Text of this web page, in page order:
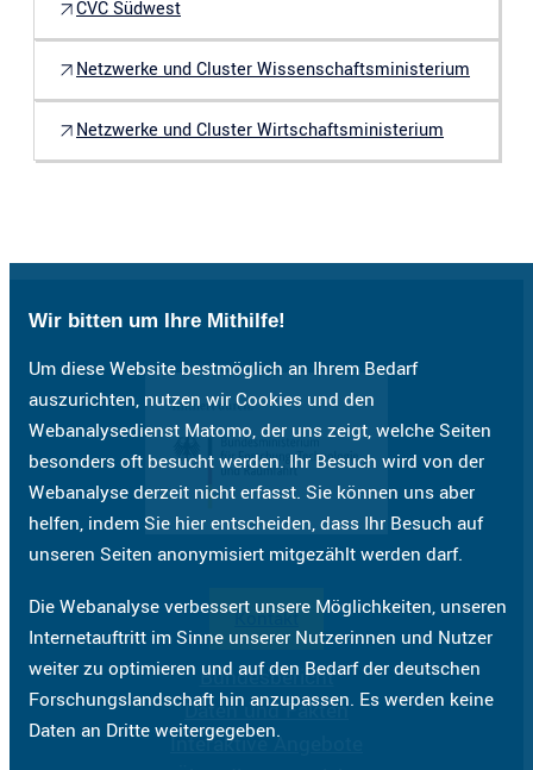
Wir bitten um Ihre Mithilfe!
Um diese Website bestmöglich an Ihrem Bedarf
auszurichten, nutzen wir Cookies und den
Webanalysedienst Matomo, der uns zeigt, welche Seiten
besonders oft besucht werden. Ihr Besuch wird von der
Webanalyse derzeit nicht erfasst. Sie können uns aber
helfen, indem Sie hier entscheiden, dass Ihr Besuch auf
unseren Seiten anonymisiert mitgezählt werden darf.
Die Webanalyse verbessert unsere Möglichkeiten, unseren
Internetauftritt im Sinne unserer Nutzerinnen und Nutzer
weiter zu optimieren und auf den Bedarf der deutschen
Forschungslandschaft hin anzupassen. Es werden keine
Daten an Dritte weitergegeben.
CVC Südwest
Netzwerke und Cluster Wissenschaftsministerium
Netzwerke und Cluster Wirtschaftsministerium
Kontakt
Bundesbericht
Daten und Fakten
Interaktive Angebote